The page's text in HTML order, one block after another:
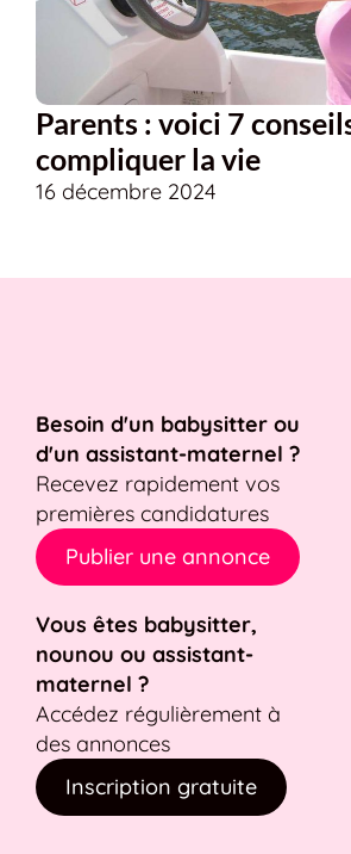
Parents : voici 7
compliquer la vie
16 décembre 2024
Besoin d'un babysitter ou
d'un assistant-maternel ?
Recevez rapidement vos
premières candidatures
Publier une annonce
Vous êtes babysitter,
nounou ou assistant-
maternel ?
Accédez régulièrement à
des annonces
Inscription gratuite